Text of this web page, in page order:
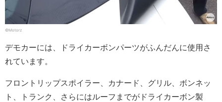
©Motorz
デモカーには、ドライカーボンパーツがふんだんに使用さ
れています。
フロントリップスポイラー、カナード、グリル、ボンネッ
ト、トランク、さらにはルーフまでがドライカーボン製